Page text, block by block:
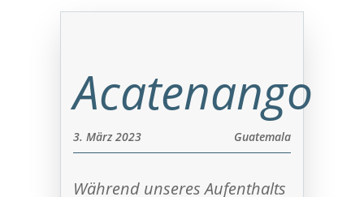
Acatenango
3. März 2023 Guatemala
Während unseres Aufenthalts